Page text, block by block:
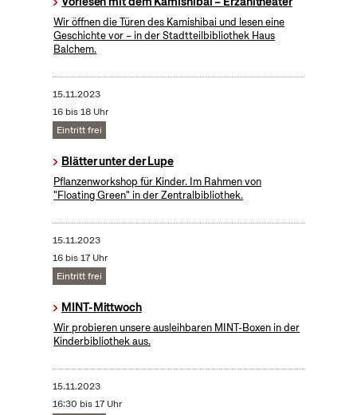
Wir öffnen die Türen des Kamishibai und lesen eine
Geschichte vor – in der Stadtteilbibliothek Haus
Balchem.
15.11.2023
16 bis 18 Uhr
Eintritt frei
Blätter unter der Lupe
Pflanzenworkshop für Kinder. Im Rahmen von
"Floating Green" in der Zentralbibliothek.
15.11.2023
16 bis 17 Uhr
Eintritt frei
MINT-Mittwoch
Wir probieren unsere ausleihbaren MINT-Boxen in der
Kinderbibliothek aus.
15.11.2023
16:30 bis 17 Uhr